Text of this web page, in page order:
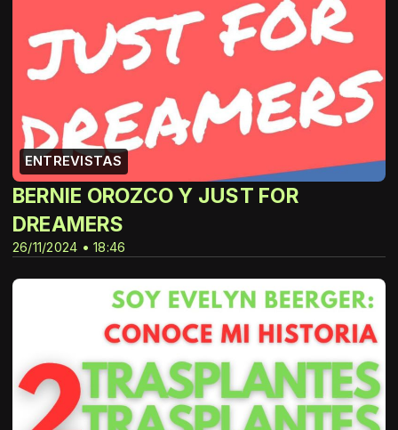
ENTREVISTAS
26/11/2024 • 18:46
BERNIE OROZCO Y JUST FOR
DREAMERS